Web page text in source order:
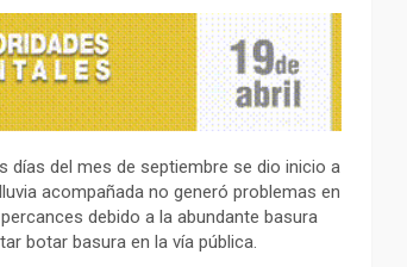
días del mes de septiembre se dio inicio a
acompañada no generó problemas en
debido a la abundante basura
botar basura en la vía pública.